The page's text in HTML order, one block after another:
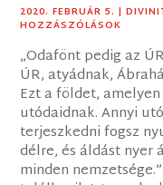
2020. FEBRUÁR 5. |
HOZZÁSZÓLÁSOK
„Odafönt pedig az
ÚR, atyádnak,
Ezt a földet,
utódaidnak. Annyi
terjeszkedni fogsz
délre, és áldást
minden